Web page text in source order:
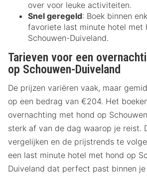
over voor leuke activiteiten.
Snel geregeld: Boek binnen
favoriete last minute hotel met
Schouwen-Duiveland.
Tarieven voor een
op Schouwen-Duiveland
De prijzen variëren vaak, maar
op een bedrag van €204. Het
overnachting met hond op
sterk af van de dag waarop je reist.
vergelijken en de prijstrends te
een last minute hotel met hond op
Duiveland dat perfect past binnen